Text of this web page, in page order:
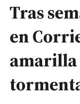
Tras
en